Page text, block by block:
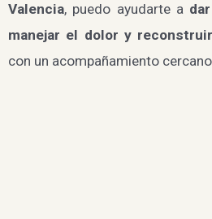
Valencia, puedo ayudarte a
manejar el dolor y
con un acompañamiento